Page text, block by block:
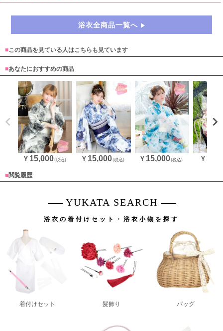
浴衣全商品一覧へ
■この商品を見ている人はこちらも見ています
■あなたにおすすめの商品
¥ 15,000(税込) ¥ 15,000(税込) ¥ 15,000(税込) ¥
■閲覧履歴
YUKATA SEARCH
浴衣の着付けセット・浴衣小物を探す
着付けセット 髪飾り バッグ